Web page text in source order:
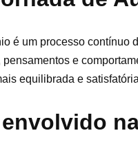
é um processo
e
equilibrada e